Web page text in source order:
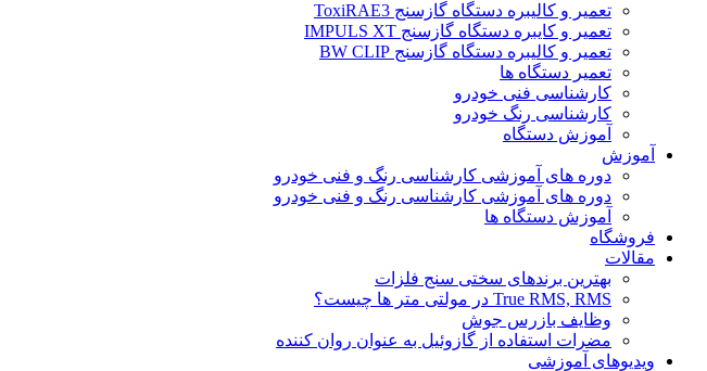
تعمیر و کالیبره دستگاه گازسنج ToxiRAE3
تعمیر و کایبره دستگاه گازسنج IMPULS XT
تعمیر و کالیبره دستگاه گازسنج BW CLIP
تعمیر دستگاه ها
کارشناسی فنی خودرو
کارشناسی رنگ خودرو
آموزش دستگاه
آموزش
دوره های آموزشی کارشناسی رنگ و فنی خودرو
دوره های آموزشی کارشناسی رنگ و فنی خودرو
آموزش دستگاه ها
فروشگاه
مقالات
بهترین برندهای سختی سنج فلزات
True RMS, RMS در مولتی متر ها چیست؟
وظایف بازرس جوش
مضرات استفاده از گازوئیل به عنوان روان کننده
ویدیوهای آموزشی